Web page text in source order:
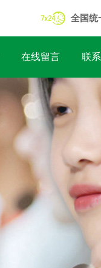
全国统
在线留言 联